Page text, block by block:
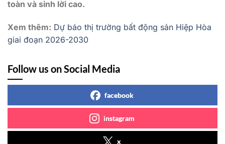
toàn và sinh lời cao.
Xem thêm: Dự báo thị trường bất động sản Hiệp Hòa
giai đoạn 2026-2030
Follow us on Social Media
facebook
instagram
x